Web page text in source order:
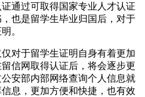
通过可取得国家专业人才认证
也是留学生毕业归国后，对于
。
对于留学生证明自身有着更加
信网取得认证后，将会逐步更
安部内部网络查询个人信息就
息，更加方便和快捷，也有效